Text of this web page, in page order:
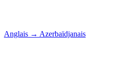
Anglais → Azerbaïdjanais